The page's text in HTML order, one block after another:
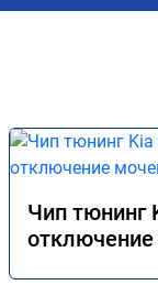
Чип тюнинг